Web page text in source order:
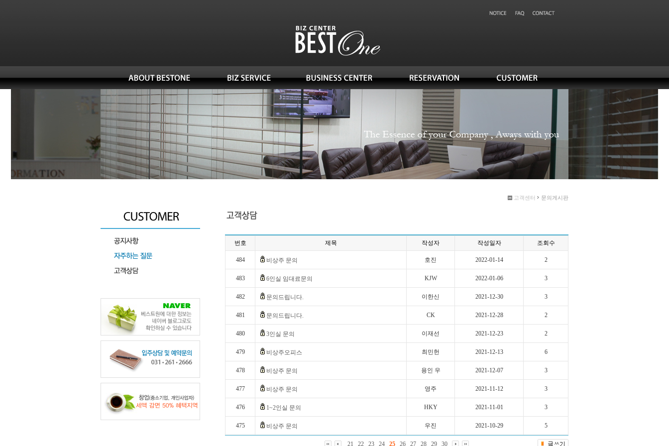
고객센터 문의게시판
번호 제목 작성자 작성일자 조회수
484 비상주 문의 호진 2022-01-14 2
483 6인실 임대료문의 KJW 2022-01-06 3
482 문의드립니다. 이한신 2021-12-30 3
481 문의드립니다. CK 2021-12-28 2
480 3인실 문의 이재선 2021-12-23 2
479 비상주오피스 최민헌 2021-12-13 6
478 비상주 문의 용인 우 2021-12-07 3
477 비상주 문의 영주 2021-11-12 3
476 1~2인실 문의 HKY 2021-11-01 3
475 비상주 문의 우진 2021-10-29 5
21 22 23 24 25 26 27 28 29 30